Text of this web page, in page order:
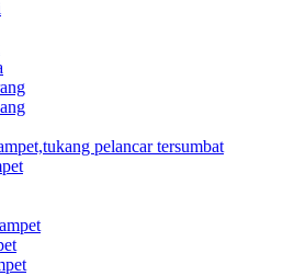
pelancar tersumbat